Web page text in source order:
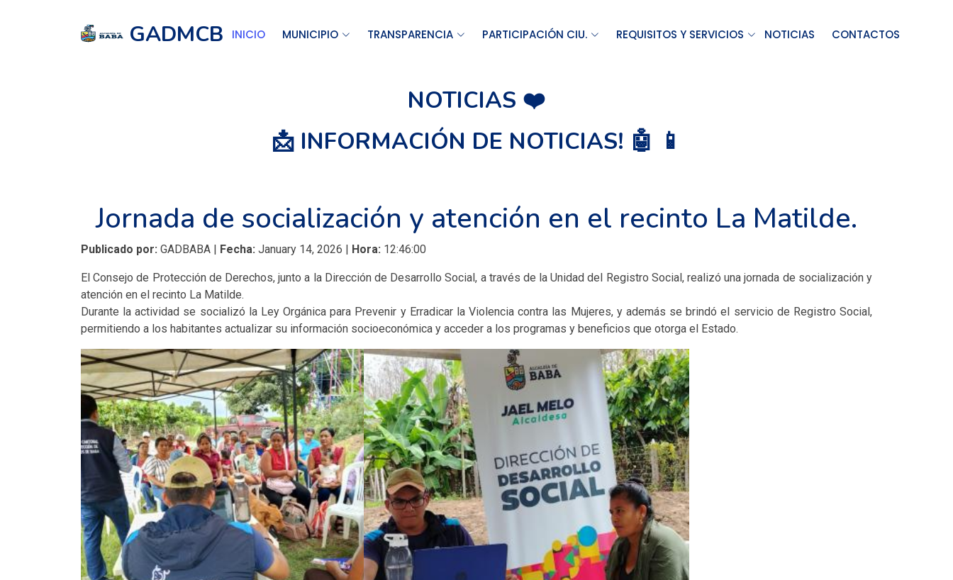
GADMCB INICIO MUNICIPIO TRANSPARENCIA PARTICIPACIÓN CIU. REQUISITOS Y SERVICIOS NOTICIAS CONTACTOS
NOTICIAS ❤️
📩 INFORMACIÓN DE NOTICIAS! 🤖 📱
Jornada de socialización y atención en el recinto La Matilde.
Publicado por: GADBABA | Fecha: January 14, 2026 | Hora: 12:46:00
El Consejo de Protección de Derechos, junto a la Dirección de Desarrollo Social, a través de la Unidad del Registro Social, realizó una jornada de socialización y
atención en el recinto La Matilde.
Durante la actividad se socializó la Ley Orgánica para Prevenir y Erradicar la Violencia contra las Mujeres, y además se brindó el servicio de Registro Social,
permitiendo a los habitantes actualizar su información socioeconómica y acceder a los programas y beneficios que otorga el Estado.